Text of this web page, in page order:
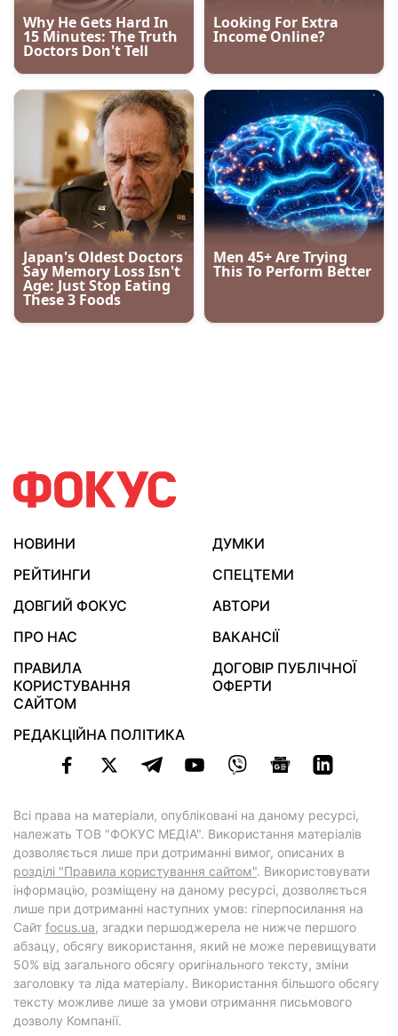
НОВИНИ
ДУМКИ
РЕЙТИНГИ
СПЕЦТЕМИ
ДОВГИЙ ФОКУС
АВТОРИ
ПРО НАС
ВАКАНСІЇ
ПРАВИЛА
КОРИСТУВАННЯ
САЙТОМ
ДОГОВІР ПУБЛІЧНОЇ
ОФЕРТИ
РЕДАКЦІЙНА ПОЛІТИКА
Всі права на матеріали, опубліковані на даному ресурсі,
належать ТОВ "ФОКУС МЕДІА". Використання матеріалів
дозволяється лише при дотриманні вимог, описаних в
розділі "Правила користування сайтом". Використовувати
інформацію, розміщену на даному ресурсі, дозволяється
лише при дотриманні наступних умов: гіперпосилання на
Cайт focus.ua, згадки першоджерела не нижче першого
абзацу, обсягу використання, який не може перевищувати
50% від загального обсягу оригінального тексту, зміни
заголовку та ліда матеріалу. Використання більшого обсягу
тексту можливе лише за умови отримання письмового
дозволу Компанії.